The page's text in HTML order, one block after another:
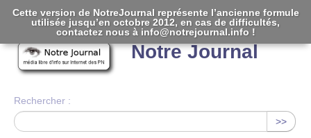
Notre Journal
Rechercher :
>>
Cette version de NotreJournal représente l’ancienne formule
utilisée jusqu’en octobre 2012, en cas de difficultés,
contactez nous à info@notrejournal.info !